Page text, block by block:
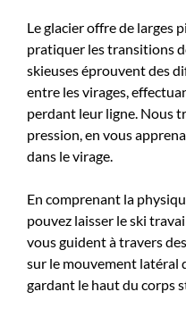
Le glacier offre de larges
pratiquer les transitions
skieuses éprouvent des
entre les virages,
perdant leur ligne. Nous
pression, en vous
dans le virage.
En comprenant la
pouvez laisser le ski
vous guident à travers
sur le mouvement latéral
gardant le haut du corps